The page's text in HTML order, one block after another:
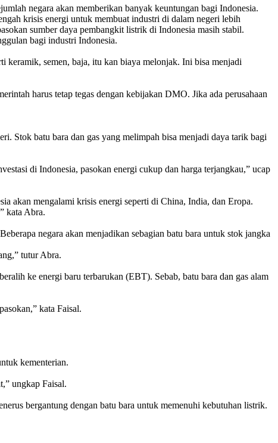
negara akan memberikan banyak keuntungan bagi Indonesia.
krisis energi untuk membuat industri di dalam negeri lebih
sumber daya pembangkit listrik di Indonesia masih stabil.
bagi industri Indonesia.
keramik, semen, baja, itu kan biaya melonjak. Ini bisa menjadi
harus tetap tegas dengan kebijakan DMO. Jika ada perusahaan
Stok batu bara dan gas yang melimpah bisa menjadi daya tarik bagi
di Indonesia, pasokan energi cukup dan harga terjangkau,” ucap
akan mengalami krisis energi seperti di China, India, dan Eropa.
kata Abra.
negara akan menjadikan sebagian batu bara untuk stok jangka
tutur Abra.
ke energi baru terbarukan (EBT). Sebab, batu bara dan gas alam
kata Faisal.
kementerian.
ungkap Faisal.
bergantung dengan batu bara untuk memenuhi kebutuhan listrik.